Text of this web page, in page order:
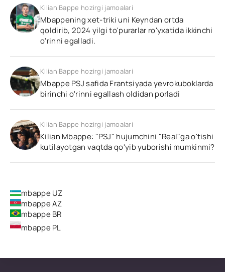
Kilian Bappe hozirgi jamoalari
Mbappening xet-triki uni Keyndan ortda
qoldirib, 2024 yilgi to'purarlar ro'yxatida ikkinchi
o'rinni egalladi.
Kilian Bappe hozirgi jamoalari
Mbappe PSJ safida Frantsiyada yevrokuboklarda
birinchi o'rinni egallash oldidan porladi
Kilian Bappe hozirgi jamoalari
Kilian Mbappe: "PSJ" hujumchini "Real"ga o'tishi
kutilayotgan vaqtda qo'yib yuborishi mumkinmi?
mbappe UZ
mbappe AZ
mbappe BR
mbappe PL